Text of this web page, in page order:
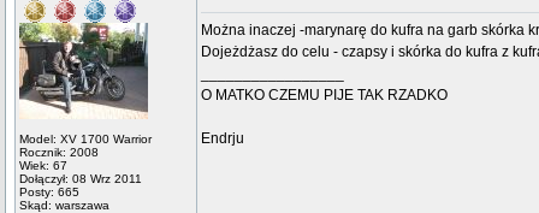
Model: XV 1700 Warrior
Rocznik: 2008
Wiek: 67
Dołączył: 08 Wrz 2011
Posty: 665
Skąd: warszawa
Można inaczej -marynarę do kufra na garb skórka
Dojeżdżasz do celu - czapsy i skórka do kufra z
O MATKO CZEMU PIJE TAK RZADKO
Endrju